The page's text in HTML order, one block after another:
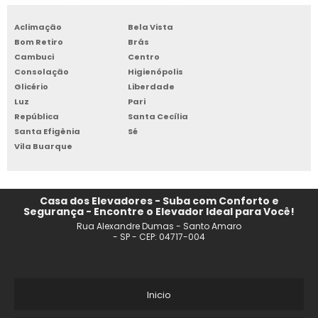
MANUTENÇÃO DE ELEVADOR RESIDENCIAL
EMPRESAS DE PEÇAS DE ELEVADORES
QUANTO CUSTA A MANUTENÇÃO DE UM ELEVADOR
MANUTENÇÃO DE ELEVADOR FORTALEZA
MANUTENÇÃO EM ELEVADORES
MANUTENÇÃO E MODERNIZAÇÃO DE ELEVADORES SP
MANUTENÇÃO DE PLATAFORMA PARA CADEIRANTE
Aclimação
Bela Vista
Bom Retiro
Brás
Cambuci
Centro
Consolação
Higienópolis
Glicério
Liberdade
Luz
Pari
República
Santa Cecília
Santa Efigênia
Sé
Vila Buarque
Casa dos Elevadores - Suba com Conforto e
Segurança - Encontre o Elevador Ideal para Você!
Rua Alexandre Dumas - Santo Amaro
- SP - CEP: 04717-004
Inicio